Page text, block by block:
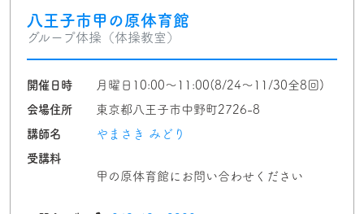
八王子市甲の原体育館
グループ体操（体操教室）
開催日時
月曜日10:00〜11:00(8/24〜11/30全8回)
会場住所
東京都八王子市中野町2726-8
講師名
やまさき みどり
受講料
甲の原体育館にお問い合わせください